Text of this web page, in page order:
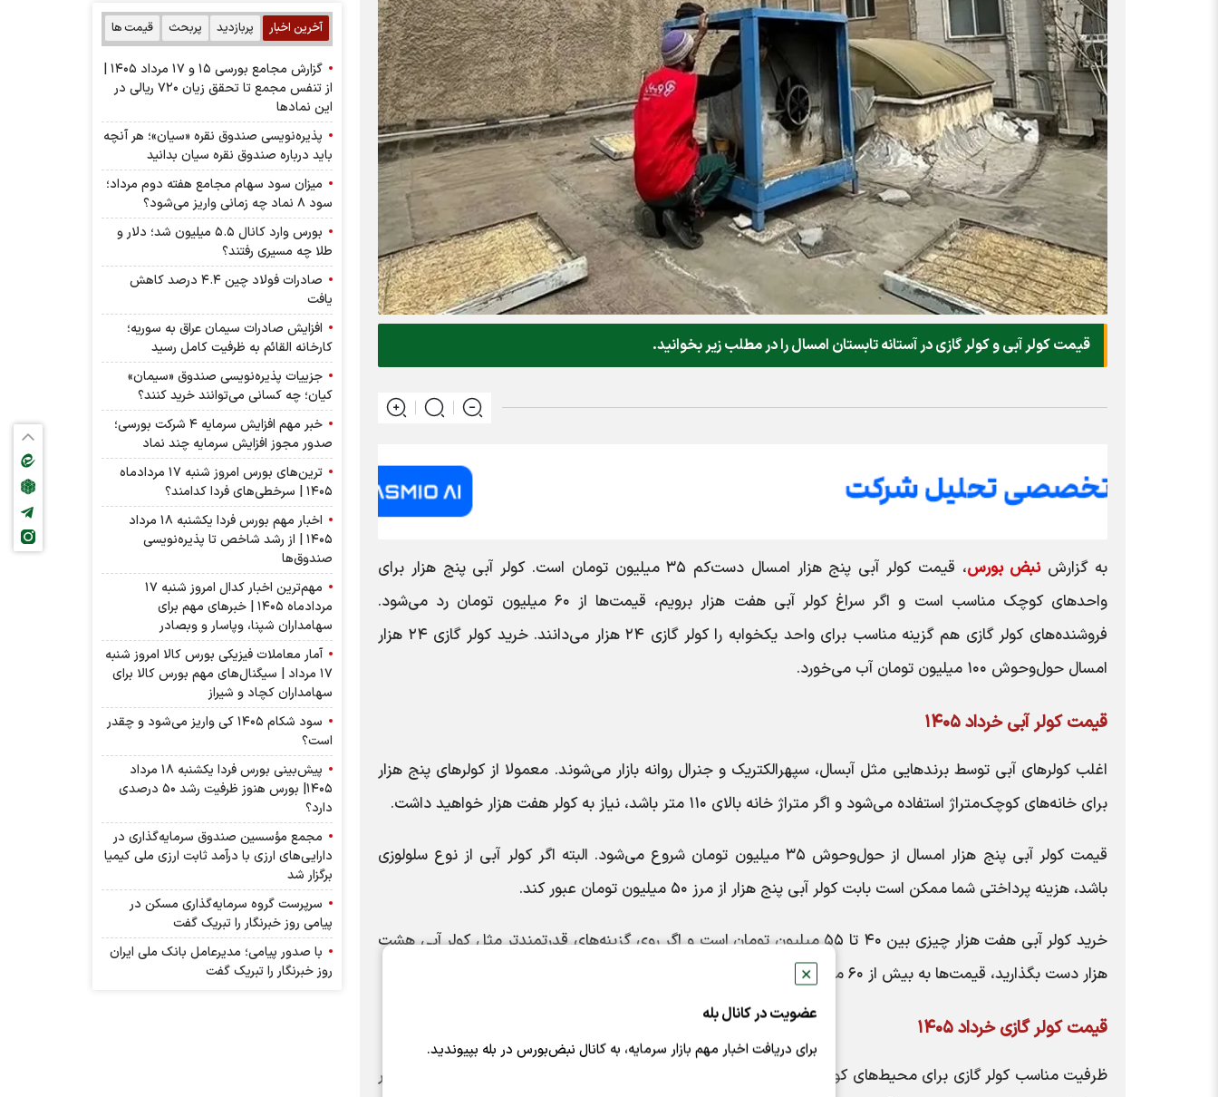
✕
عضویت در کانال بله
برای دریافت اخبار مهم بازار سرمایه، به کانال نبض‌بورس در بله بپیوندید.
قیمت کولر آبی و کولر گازی در آستانه تابستان امسال را در مطلب زیر بخوانید.
به گزارشنبض بورس
، قیمت کولر آبی پنج هزار امسال دست‌کم ۳۵ میلیون تومان است. کولر آبی پنج هزار برای
واحد‌های کوچک مناسب است و اگر سراغ کولر آبی هفت هزار برویم، قیمت‌ها از ۶۰ میلیون تومان رد می‌شود.
فروشنده‌های کولر گازی هم گزینه مناسب برای واحد یکخوابه را کولر گازی ۲۴ هزار می‌دانند. خرید کولر گازی ۲۴ هزار
امسال حول‌وحوش ۱۰۰ میلیون تومان آب می‌خورد.
قیمت کولر آبی خرداد ۱۴۰۵
اغلب کولر‌های آبی توسط برند‌هایی مثل آبسال، سپهرالکتریک و جنرال روانه بازار می‌شوند. معمولا از کولر‌های پنج هزار
برای خانه‌های کوچک‌متراژ استفاده می‌شود و اگر متراژ خانه بالای ۱۱۰ متر باشد، نیاز به کولر هفت هزار خواهید داشت.
قیمت کولر آبی پنج هزار امسال از حول‌وحوش ۳۵ میلیون تومان شروع می‌شود. البته اگر کولر آبی از نوع سلولوزی
باشد، هزینه پرداختی شما ممکن است بابت کولر آبی پنج هزار از مرز ۵۰ میلیون تومان عبور کند.
خرید کولر آبی هفت هزار چیزی بین ۴۰ تا ۵۵ میلیون تومان است و اگر روی گزینه‌های قدرتمند‌تر مثل کولر آبی هشت
هزار دست بگذارید، قیمت‌ها به بیش از ۶۰ میلیون تومان می‌رسد.
قیمت کولر گازی خرداد ۱۴۰۵
ظرفیت مناسب کولر گازی برای محیط‌های کوچک مثل مغازه ۹ هزار است. برای واحد‌های کوچک و نقلی ممکن است کار
آخرین اخبار پربازدید پربحث قیمت ها
گزارش مجامع بورسی ۱۵ و ۱۷ مرداد ۱۴۰۵ |
از تنفس مجمع تا تحقق زیان ۷۲۰ ریالی در
این نماد‌ها
پذیره‌نویسی صندوق نقره «سیان»؛ هر آنچه
باید درباره صندوق نقره سیان بدانید
میزان سود سهام مجامع هفته دوم مرداد؛
سود ۸ نماد چه زمانی واریز می‌شود؟
بورس وارد کانال ۵.۵ میلیون شد؛ دلار و
طلا چه مسیری رفتند؟
صادرات فولاد چین ۴.۴ درصد کاهش
یافت
افزایش صادرات سیمان عراق به سوریه؛
کارخانه القائم به ظرفیت کامل رسید
جزییات پذیره‌نویسی صندوق «سیمان»
کیان؛ چه کسانی می‌توانند خرید کنند؟
خبر مهم افزایش سرمایه ۴ شرکت بورسی؛
صدور مجوز افزایش سرمایه چند نماد
ترین‌های بورس امروز شنبه ۱۷ مردادماه
۱۴۰۵ | سرخطی‌های فردا کدامند؟
اخبار مهم بورس فردا یکشنبه ۱۸ مرداد
۱۴۰۵ | از رشد شاخص تا پذیره‌نویسی
صندوق‌ها
مهم‌ترین اخبار کدال امروز شنبه ۱۷
مردادماه ۱۴۰۵ | خبرهای مهم برای
سهامداران شپنا، وپاسار و وبصادر
آمار معاملات فیزیکی بورس کالا امروز شنبه
۱۷ مرداد | سیگنال‌های مهم بورس کالا برای
سهامداران کچاد و شیراز
سود شکام ۱۴۰۵ کی واریز می‌شود و چقدر
است؟
پیش‌بینی بورس فردا یکشنبه ۱۸ مرداد
۱۴۰۵| بورس هنوز ظرفیت رشد ۵۰ درصدی
دارد؟
مجمع مؤسسین صندوق سرمایه‌گذاری در
دارایی‌های ارزی با درآمد ثابت ارزی ملی کیمیا
برگزار شد
سرپرست گروه سرمایه‌گذاری مسکن در
پیامی روز خبرنگار را تبریک گفت
با صدور پیامی؛ مدیرعامل بانک ملی ایران
روز خبرنگار را تبریک گفت